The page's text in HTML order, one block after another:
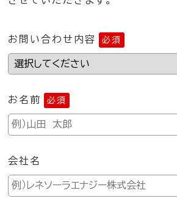
お問い合わせ内容 必須
お名前 必須
会社名